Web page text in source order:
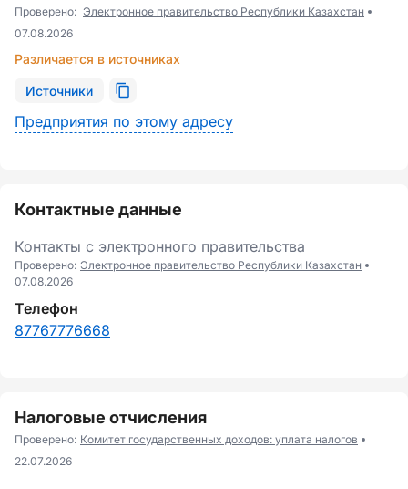
Проверено: Электронное правительство Республики Казахстан
07.08.2026
Различается в источниках
Источники
Предприятия по этому адресу
Контактные данные
Контакты с электронного правительства
Проверено: Электронное правительство Республики Казахстан
07.08.2026
Телефон
87767776668
Налоговые отчисления
Проверено: Комитет государственных доходов: уплата налогов
22.07.2026